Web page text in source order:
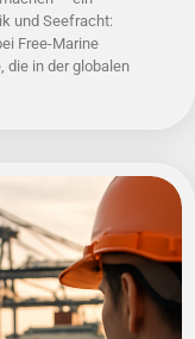
und Seefracht:
Free-Marine
die in der globalen